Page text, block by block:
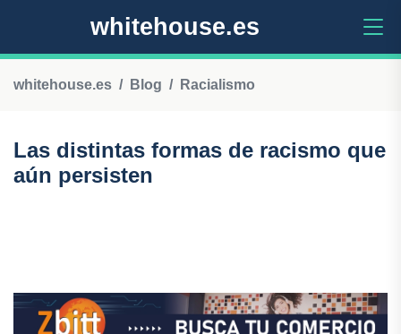
whitehouse.es
whitehouse.es Blog Racialismo
Las distintas formas de racismo que
aún persisten